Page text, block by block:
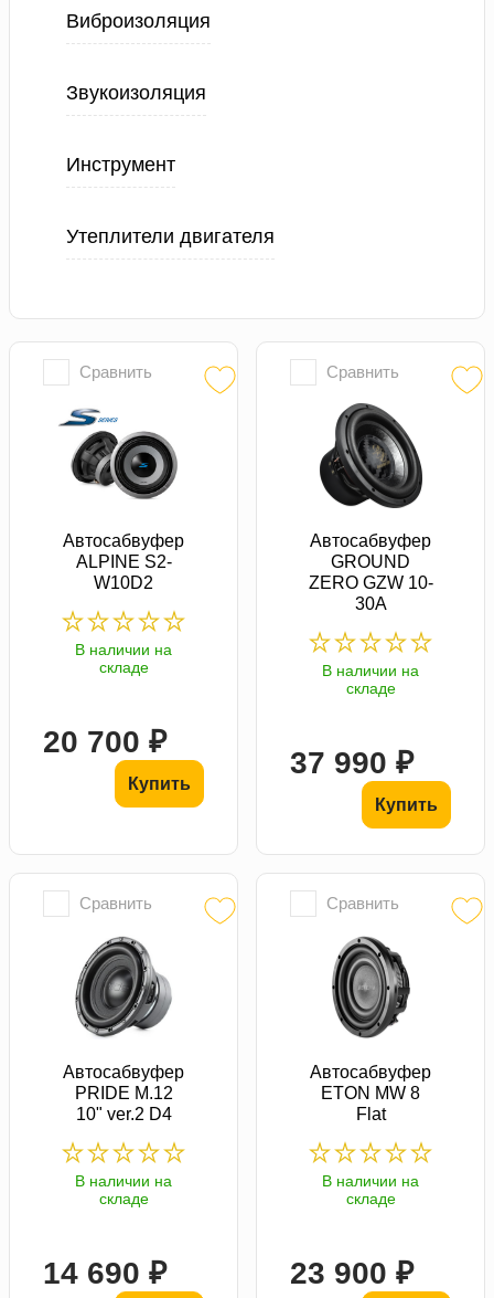
Виброизоляция
Звукоизоляция
Инструмент
Утеплители двигателя
Сравнить
Автосабвуфер
ALPINE S2-
W10D2
В наличии на
складе
20 700 ₽
Купить
Сравнить
Автосабвуфер
GROUND
ZERO GZW 10-
30A
В наличии на
складе
37 990 ₽
Купить
Сравнить
Автосабвуфер
PRIDE M.12
10" ver.2 D4
В наличии на
складе
14 690 ₽
Сравнить
Автосабвуфер
ETON MW 8
Flat
В наличии на
складе
23 900 ₽